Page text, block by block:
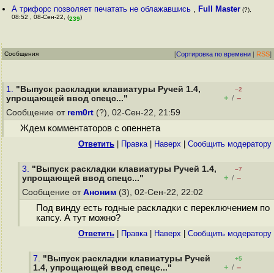
А трифорс позволяет печатать не облажавшись , Full Master (?),
08:52 , 08-Сен-22, (239)
Сообщения [Сортировка по времени | RSS]
1. "Выпуск раскладки клавиатуры Ручей 1.4,
упрощающей ввод спецс..."
–2
+ / –
Сообщение от rem0rt (?), 02-Сен-22, 21:59
Ждем комментаторов с опеннета
Ответить Правка| Наверх Cообщить модератору
3. "Выпуск раскладки клавиатуры Ручей 1.4,
упрощающей ввод спецс..."
–7
+ / –
Сообщение от Аноним (3), 02-Сен-22, 22:02
Под винду есть годные раскладки с переключением по
капсу. А тут можно?
Ответить Правка| Наверх Cообщить модератору
7. "Выпуск раскладки клавиатуры Ручей
1.4, упрощающей ввод спецс..."
+5
+ / –